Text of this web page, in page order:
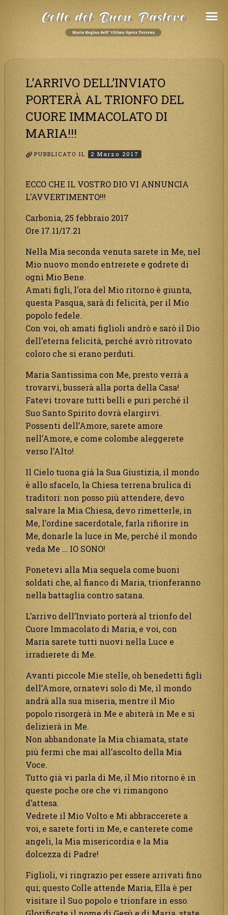
L’ARRIVO DELL’INVIATO
PORTERÀ AL TRIONFO DEL
CUORE IMMACOLATO DI
MARIA!!!
PUBBLICATO IL 2 Marzo 2017
ECCO CHE IL VOSTRO DIO VI ANNUNCIA
L’AVVERTIMENTO!!!
Carbonia, 25 febbraio 2017
Ore 17.11/17.21
Nella Mia seconda venuta sarete in Me, nel
Mio nuovo mondo entrerete e godrete di
ogni Mio Bene.
Amati figli, l’ora del Mio ritorno è giunta,
questa Pasqua, sarà di felicità, per il Mio
popolo fedele.
Con voi, oh amati figlioli andrò e sarò il Dio
dell’eterna felicità, perché avrò ritrovato
coloro che si erano perduti.
Maria Santissima con Me, presto verrà a
trovarvi, busserà alla porta della Casa!
Fatevi trovare tutti belli e puri perché il
Suo Santo Spirito dovrà elargirvi.
Possenti dell’Amore, sarete amore
nell’Amore, e come colombe aleggerete
verso l’Alto!
Il Cielo tuona già la Sua Giustizia, il mondo
è allo sfacelo, la Chiesa terrena brulica di
traditori: non posso più attendere, devo
salvare la Mia Chiesa, devo rimetterle, in
Me, l’ordine sacerdotale, farla rifiorire in
Me, donarle la luce in Me, perché il mondo
veda Me … IO SONO!
Ponetevi alla Mia sequela come buoni
soldati che, al fianco di Maria, trionferanno
nella battaglia contro satana.
L’arrivo dell’Inviato porterà al trionfo del
Cuore Immacolato di Maria, e voi, con
Maria sarete tutti nuovi nella Luce e
irradierete di Me.
Avanti piccole Mie stelle, oh benedetti figli
dell’Amore, ornatevi solo di Me, il mondo
andrà alla sua miseria, mentre il Mio
popolo risorgerà in Me e abiterà in Me e si
delizierà in Me.
Non abbandonate la Mia chiamata, state
più fermi che mai all’ascolto della Mia
Voce.
Tutto già vi parla di Me, il Mio ritorno è in
queste poche ore che vi rimangono
d’attesa.
Vedrete il Mio Volto e Mi abbraccerete a
voi, e sarete forti in Me, e canterete come
angeli, la Mia misericordia e la Mia
dolcezza di Padre!
Figlioli, vi ringrazio per essere arrivati fino
qui; questo Colle attende Maria, Ella è per
visitare il Suo popolo e trionfare in esso.